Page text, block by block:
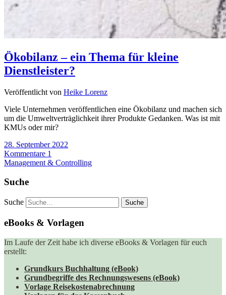
Ökobilanz – ein Thema für kleine
Dienstleister?
Veröffentlicht von Heike Lorenz
Viele Unternehmen veröffentlichen eine Ökobilanz und machen sich
um die Umweltverträglichkeit ihrer Produkte Gedanken. Was ist mit
KMUs oder mir?
28. September 2022
Kommentare 1
Management & Controlling
Suche
Suche
eBooks & Vorlagen
Im Laufe der Zeit habe ich diverse eBooks & Vorlagen für euch
erstellt:
Grundkurs Buchhaltung (eBook)
Grundbegriffe des Rechnungswesens (eBook)
Vorlage Reisekostenabrechnung